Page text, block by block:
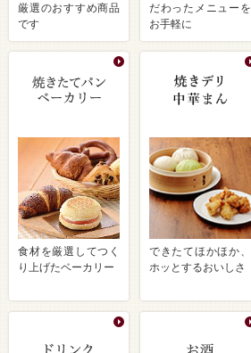
厳選のおすすめ商品
です
だわったメニューを
お手軽に
食材を厳選してつく
り上げたベーカリー
できたてほかほか、
ホッとするおいしさ